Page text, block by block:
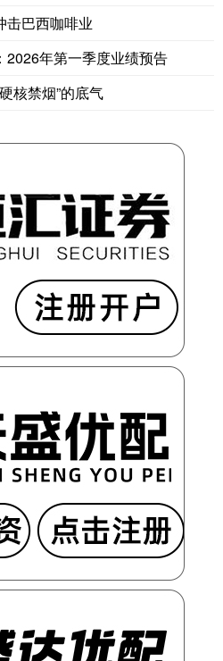
击巴西咖啡业
2026年第一季度业绩预告
核禁烟”的底气